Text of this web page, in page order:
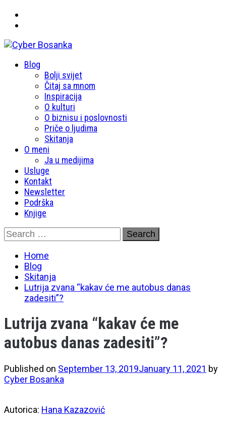
Cyber Bosanka
Primary
Blog
Bolji svijet
Čitaj sa mnom
Inspiracija
O kulturi
O biznisu i poslovnosti
Priče o ljudima
Skitanja
O meni
Ja u medijima
Usluge
Kontakt
Newsletter
Podrška
Knjige
Skip
to
content
Search
for:
Home
Blog
Skitanja
Lutrija zvana “kakav će me autobus danas
zadesiti”?
Lutrija zvana “kakav će me
autobus danas zadesiti”?
Published on September 13, 2019January 11, 2021 by
Cyber Bosanka
Autorica: Hana Kazazović